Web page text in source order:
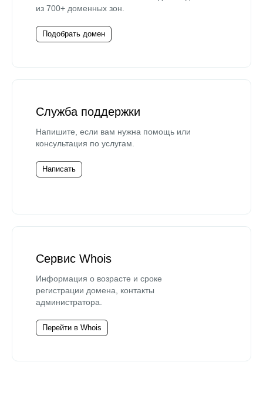
из 700+ доменных зон.
Подобрать домен
Служба поддержки
Напишите, если вам нужна помощь или
консультация по услугам.
Написать
Сервис Whois
Информация о возрасте и сроке
регистрации домена, контакты
администратора.
Перейти в Whois